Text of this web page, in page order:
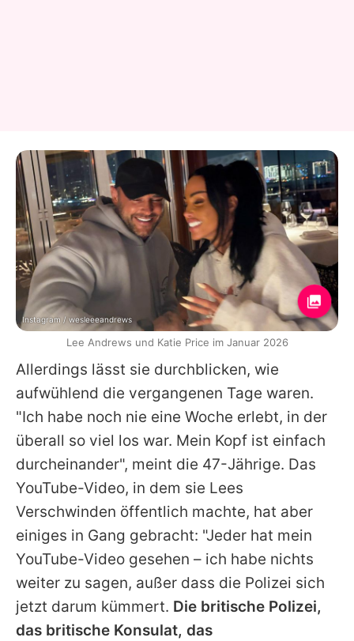
Allerdings lässt sie durchblicken, wie
aufwühlend die vergangenen Tage waren.
"Ich habe noch nie eine Woche erlebt, in der
überall so viel los war. Mein Kopf ist einfach
durcheinander", meint die 47-Jährige. Das
YouTube-Video, in dem sie Lees
Verschwinden öffentlich machte, hat aber
einiges in Gang gebracht: "Jeder hat mein
YouTube-Video gesehen – ich habe nichts
weiter zu sagen, außer dass die Polizei sich
jetzt darum kümmert. Die britische Polizei,
das britische Konsulat, das
Instagram / wesleeeandrews
Lee Andrews und Katie Price im Januar 2026